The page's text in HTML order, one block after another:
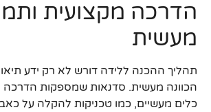
הדרכה מקצועית
מעשית
תהליך ההכנה ללידה דורש לא רק ידע
הכוונה מעשית. סדנאות שמספקות הדרכה
כלים מעשיים, כמו טכניקות להקלה על